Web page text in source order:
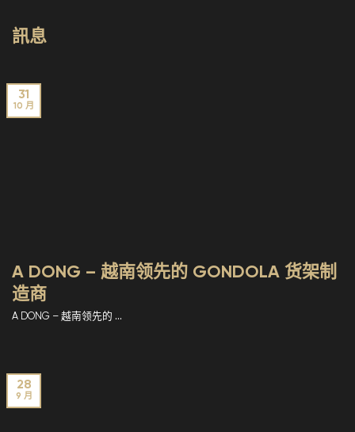
訊息
A DONG – 越南领先的 GONDOLA 货架制
造商
A DONG – 越南领先的 ...
31
10 月
28
9 月